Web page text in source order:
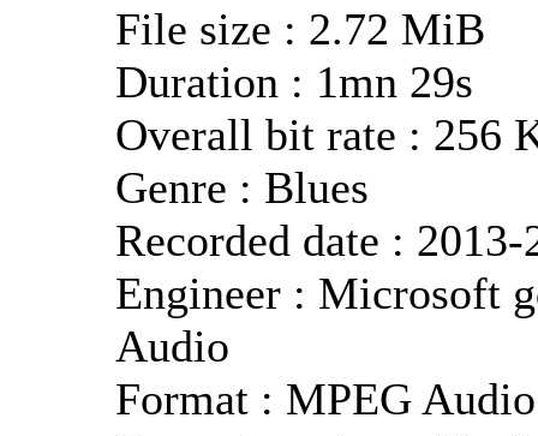
File size : 2.72 MiB
Duration : 1mn 29s
Overall bit rate : 256
Genre : Blues
Recorded date :
Engineer : Microsoft
Audio
Format : MPEG Audio